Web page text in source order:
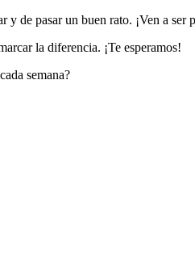
y de pasar un buen rato. ¡Ven a
la diferencia. ¡Te esperamos!
semana?